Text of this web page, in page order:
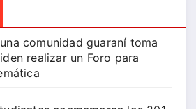
comunidad guaraní toma
realizar un Foro para